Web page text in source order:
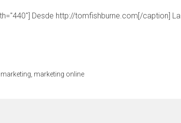
Desde http://tomfishburne.com[/caption] La
marketing marketing online